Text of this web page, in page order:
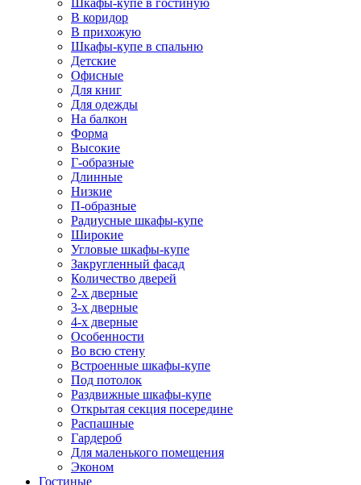
Шкафы-купе в гостиную
В коридор
В прихожую
Шкафы-купе в спальню
Детские
Офисные
Для книг
Для одежды
На балкон
Форма
Высокие
Г-образные
Длинные
Низкие
П-образные
Радиусные шкафы-купе
Широкие
Угловые шкафы-купе
Закругленный фасад
Количество дверей
2-х дверные
3-х дверные
4-х дверные
Особенности
Во всю стену
Встроенные шкафы-купе
Под потолок
Раздвижные шкафы-купе
Открытая секция посередине
Распашные
Гардероб
Для маленького помещения
Эконом
Гостиные